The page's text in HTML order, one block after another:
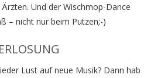
Und der Wischmop-Dance
– nicht nur beim Putzen;-)
Lust auf neue Musik? Dann hab